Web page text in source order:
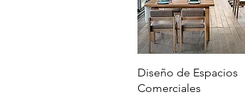
Vista rápida
Diseño de Espacios
Comerciales